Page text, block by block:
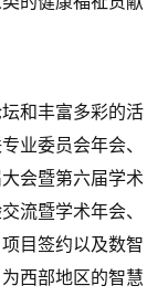
和丰富多彩的活
业委员会年会、
会暨第六届学术
流暨学术年会、
目签约以及数智
西部地区的智慧